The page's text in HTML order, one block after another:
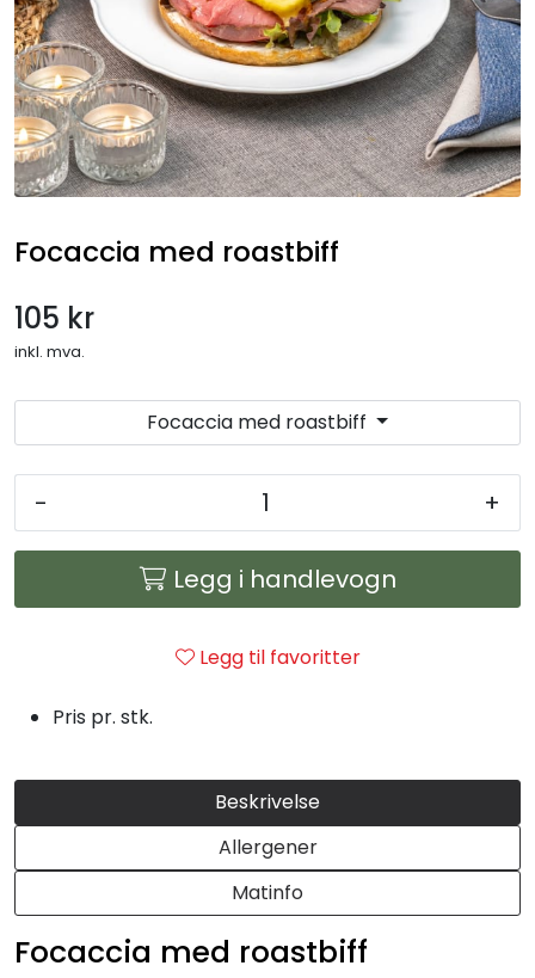
Focaccia med roastbiff
105 kr
inkl. mva.
Focaccia med roastbiff
- +
Legg i handlevogn
Legg til favoritter
Pris pr. stk.
Beskrivelse
Allergener
Matinfo
Focaccia med roastbiff
Gryteretter
Overtidsmat
Koldtbord
Selskapsmeny
Ferdigretter
Julemat
Firmalunsj
Konfirmasjon
Minnestund